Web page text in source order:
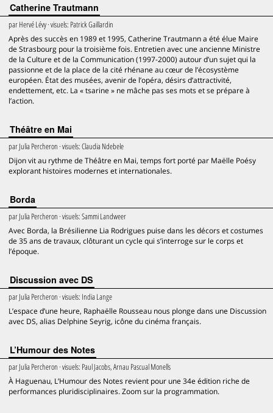
Catherine Trautmann
parHervé Lévy· visuels: Patrick Gaillardin
Après des succès en 1989 et 1995, Catherine Trautmann a été élue Maire
de Strasbourg pour la troisième fois. Entretien avec une ancienne Ministre
de la Culture et de la Communication (1997-2000) autour d’un sujet qui la
passionne et de la place de la cité rhénane au cœur de l’écosystème
européen. État des musées, avenir de l’opéra, désirs d’attractivité,
endettement, etc. La « tsarine » ne mâche pas ses mots et se prépare à
l’action.
Théâtre en Mai
parJulia Percheron · visuels:Claudia Ndebele
Dijon vit au rythme de Théâtre en Mai, temps fort porté par Maëlle Poésy
explorant histoires modernes et internationales.
Borda
parJulia Percheron · visuels:Sammi Landweer
Avec Borda, la Brésilienne Lia Rodrigues puise dans les décors et costumes
de 35 ans de travaux, clôturant un cycle qui s’interroge sur le corps et
l’époque.
Discussion avec DS
parJulia Percheron · visuels: India Lange
L’espace d’une heure, Raphaëlle Rousseau nous plonge dans une Discussion
avec DS, alias Delphine Seyrig, icône du cinéma français.
L’Humour des Notes
parJulia Percheron · visuels: Paul Jacobs, Arnau Pascual Monells
À Haguenau, L’Humour des Notes revient pour une 34e édition riche de
performances pluridisciplinaires. Zoom sur la programmation.